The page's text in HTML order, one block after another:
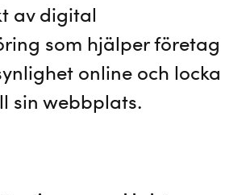
av digital
som hjälper företag
online och locka
sin webbplats.